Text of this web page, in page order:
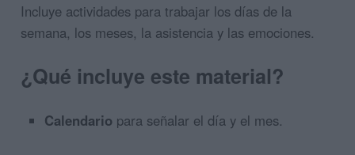
Incluye actividades para trabajar los días de la
semana, los meses, la asistencia y las emociones.
¿Qué incluye este material?
Calendario para señalar el día y el mes.